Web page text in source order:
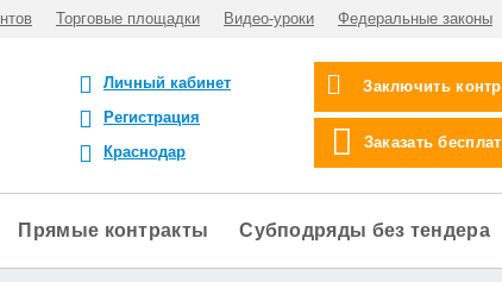
Торговые площадки Видео-уроки Федеральные законы
Личный кабинет
Регистрация
Краснодар
Заключить
Заказать
Прямые контракты Субподряды без тендера